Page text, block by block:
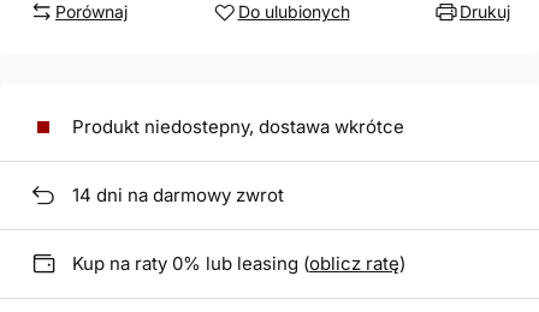
Porównaj Do ulubionych Drukuj
Produkt niedostepny, dostawa wkrótce
14 dni na darmowy zwrot
Kup na raty 0% lub leasing (oblicz ratę)